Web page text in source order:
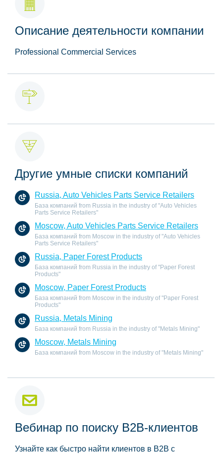
Описание деятельности компании
Professional Commercial Services
Другие умные списки компаний
Russia, Auto Vehicles Parts Service Retailers
База компаний from Russia in the industry of "Auto Vehicles
Parts Service Retailers"
Moscow, Auto Vehicles Parts Service Retailers
База компаний from Moscow in the industry of "Auto Vehicles
Parts Service Retailers"
Russia, Paper Forest Products
База компаний from Russia in the industry of "Paper Forest
Products"
Moscow, Paper Forest Products
База компаний from Moscow in the industry of "Paper Forest
Products"
Russia, Metals Mining
База компаний from Russia in the industry of "Metals Mining"
Moscow, Metals Mining
База компаний from Moscow in the industry of "Metals Mining"
Вебинар по поиску B2B-клиентов
Узнайте как быстро найти клиентов в B2B с